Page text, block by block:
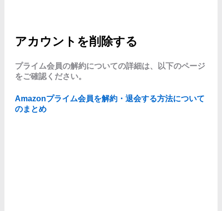
アカウントを削除する
プライム会員の解約についての詳細は、以下のページ
をご確認ください。
Amazonプライム会員を解約・退会する方法について
のまとめ